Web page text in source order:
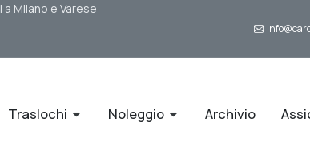
Milano e Varese
Traslochi Noleggio Archivio